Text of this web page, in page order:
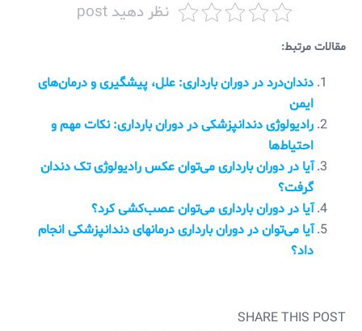
نظر دهید post
مقالات مرتبط:
دندان‌درد در دوران بارداری: علل، پیشگیری و درمان‌های
ایمن
رادیولوژی دندانپزشکی در دوران بارداری: نکات مهم و
احتیاط‌ها
آیا در دوران بارداری می‌توان عکس رادیولوژی تک دندان
گرفت؟
آیا در دوران بارداری می‌توان عصب‌کشی کرد؟
آیا می‌توان در دوران بارداری درمانهای دندانپزشکی انجام
داد؟
SHARE THIS POST